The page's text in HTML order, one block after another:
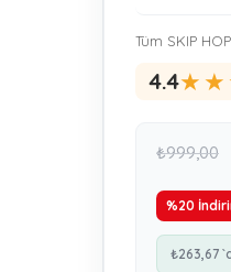
Tüm SKIP
4.4★★
₺999,00
%20
₺263,67